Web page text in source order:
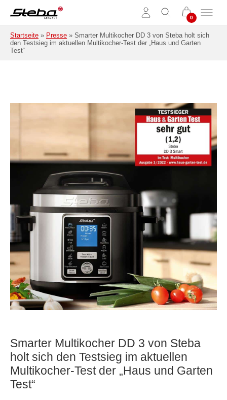
Startseite » Presse » Smarter Multikocher DD 3 von Steba holt sich
den Testsieg im aktuellen Multikocher-Test der „Haus und Garten
Test“
Smarter Multikocher DD 3 von Steba
holt sich den Testsieg im aktuellen
Multikocher-Test der „Haus und Garten
Test“